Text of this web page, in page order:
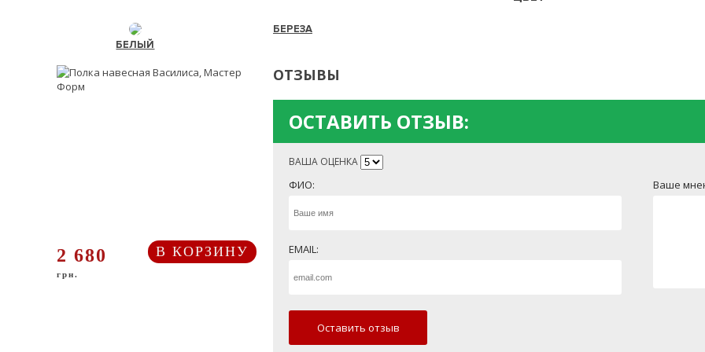
БЕЛЫЙ
БЕРЕЗА
2 680
грн.
В КОРЗИНУ
ОТЗЫВЫ
ОСТАВИТЬ ОТЗЫВ:
ВАША ОЦЕНКА
ФИО:
EMAIL:
Ваше
Оставить отзыв